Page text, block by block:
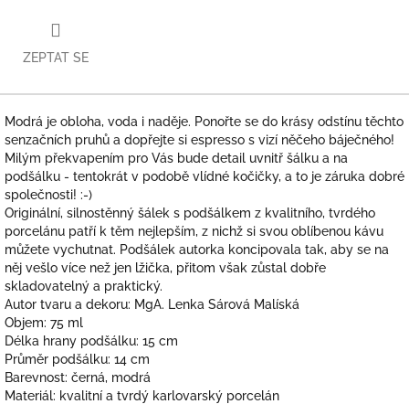
ZEPTAT SE
Modrá je obloha, voda i naděje. Ponořte se do krásy odstínu těchto
senzačních pruhů a dopřejte si espresso s vizí něčeho báječného!
Milým překvapením pro Vás bude detail uvnitř šálku a na
podšálku - tentokrát v podobě vlídné kočičky, a to je záruka dobré
společnosti! :-)
Originální, silnostěnný šálek s podšálkem z kvalitního, tvrdého
porcelánu patří k těm nejlepším, z nichž si svou oblíbenou kávu
můžete vychutnat. Podšálek autorka koncipovala tak, aby se na
něj vešlo více než jen lžička, přitom však zůstal dobře
skladovatelný a praktický.
Autor tvaru a dekoru: MgA. Lenka Sárová Malíská
Objem: 75 ml
Délka hrany podšálku: 15 cm
Průměr podšálku: 14 cm
Barevnost: černá, modrá
Materiál: kvalitní a tvrdý karlovarský porcelán